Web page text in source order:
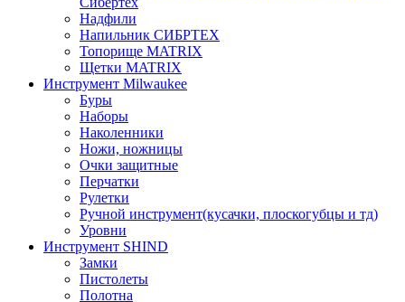
Надфили
Напильник СИБРТЕХ
Топорище MATRIX
Щетки MATRIX
Инструмент Milwaukee
Буры
Наборы
Наколенники
Ножи, ножницы
Очки защитные
Перчатки
Рулетки
Ручной инструмент(кусачки, плоскогубцы и тд)
Уровни
Инструмент SHIND
Замки
Пистолеты
Полотна